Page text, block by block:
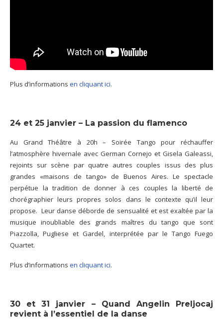
Plus d’informations en cliquant ici.
24 et 25 janvier – La passion du flamenco
Au Grand Théâtre à 20h – Soirée Tango pour réchauffer
l’atmosphère hivernale avec German Cornejo et Gisela Galeassi,
rejoints sur scène par quatre autres couples issus des plus
grandes «maisons de tango» de Buenos Aires. Le spectacle
perpétue la tradition de donner à ces couples la liberté de
chorégraphier leurs propres solos dans le contexte qu’il leur
propose. Leur danse déborde de sensualité et est exaltée par la
musique inoubliable des grands maîtres du tango que sont
Piazzolla, Pugliese et Gardel, interprétée par le Tango Fuego
Quartet.
Plus d’informations en cliquant ici.
30 et 31 janvier – Quand Angelin Preljocaj
revient à l’essentiel de la danse